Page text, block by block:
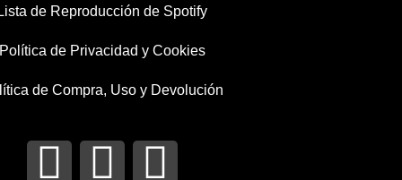
de Reproducción de Spotify
de Privacidad y Cookies
de Compra, Uso y Devolución
I T F